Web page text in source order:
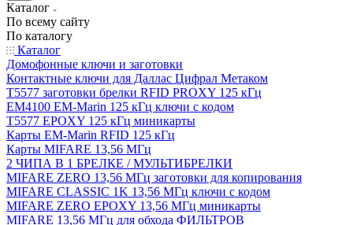
Каталог
По всему сайту
По каталогу
Каталог
Домофонные ключи и заготовки
Контактные ключи для Даллас Цифрал Метаком
T5577 заготовки брелки RFID PROXY 125 кГц
EM4100 EM-Marin 125 кГц ключи с кодом
T5577 EPOXY 125 кГц миникарты
Карты EM-Marin RFID 125 кГц
Карты MIFARE 13,56 МГц
2 ЧИПА В 1 БРЕЛКЕ / МУЛЬТИБРЕЛКИ
MIFARE ZERO 13,56 МГц заготовки для копирования
MIFARE CLASSIC 1K 13,56 МГц ключи с кодом
MIFARE ZERO EPOXY 13,56 МГц миникарты
MIFARE 13,56 МГц для обхода ФИЛЬТРОВ